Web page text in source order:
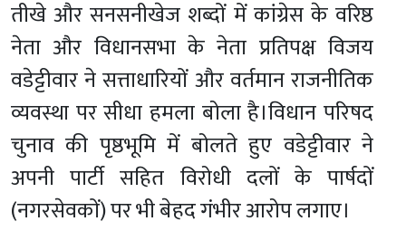
तीखे और सनसनीखेज शब्दों में कांग्रेस के वरिष्ठ
नेता और विधानसभा के नेता प्रतिपक्ष विजय
वडेट्टीवार ने सत्ताधारियों और वर्तमान राजनीतिक
व्यवस्था पर सीधा हमला बोला है।विधान परिषद
चुनाव की पृष्ठभूमि में बोलते हुए वडेट्टीवार ने
अपनी पार्टी सहित विरोधी दलों के पार्षदों
(नगरसेवकों) पर भी बेहद गंभीर आरोप लगाए।